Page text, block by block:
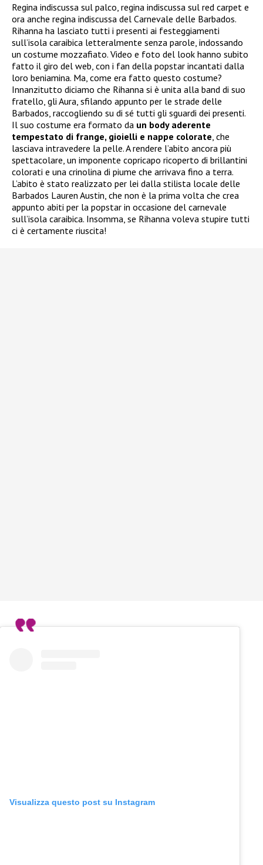
Regina indiscussa sul palco, regina indiscussa sul red carpet e
ora anche regina indiscussa del Carnevale delle Barbados.
Rihanna ha lasciato tutti i presenti ai festeggiamenti
sull’isola caraibica letteralmente senza parole, indossando
un costume mozzafiato. Video e foto del look hanno subito
fatto il giro del web, con i fan della popstar incantati dalla
loro beniamina. Ma, come era fatto questo costume?
Innanzitutto diciamo che Rihanna si è unita alla band di suo
fratello, gli Aura, sfilando appunto per le strade delle
Barbados, raccogliendo su di sé tutti gli sguardi dei presenti.
Il suo costume era formato da un body aderente
tempestato di frange, gioielli e nappe colorate , che
lasciava intravedere la pelle. A rendere l’abito ancora più
spettacolare, un imponente copricapo ricoperto di brillantini
colorati e una crinolina di piume che arrivava fino a terra.
L’abito è stato realizzato per lei dalla stilista locale delle
Barbados Lauren Austin, che non è la prima volta che crea
appunto abiti per la popstar in occasione del carnevale
sull’isola caraibica. Insomma, se Rihanna voleva stupire tutti
ci è certamente riuscita!
Visualizza questo post su Instagram